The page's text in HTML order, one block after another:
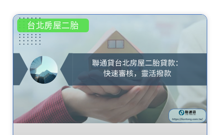
台北房屋二胎